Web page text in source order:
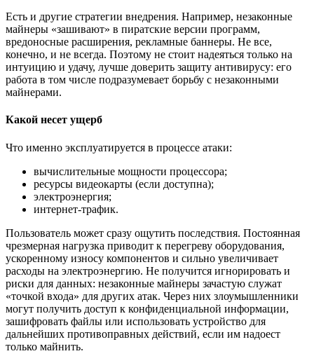
Есть и другие стратегии внедрения. Например, незаконные
майнеры «зашивают» в пиратские версии программ,
вредоносные расширения, рекламные баннеры. Не все,
конечно, и не всегда. Поэтому не стоит надеяться только на
интуицию и удачу, лучше доверить защиту антивирусу: его
работа в том числе подразумевает борьбу с незаконными
майнерами.
Какой несет ущерб
Что именно эксплуатируется в процессе атаки:
вычислительные мощности процессора;
ресурсы видеокарты (если доступна);
электроэнергия;
интернет‑трафик.
Пользователь может сразу ощутить последствия. Постоянная
чрезмерная нагрузка приводит к перегреву оборудования,
ускоренному износу компонентов и сильно увеличивает
расходы на электроэнергию. Не получится игнорировать и
риски для данных: незаконные майнеры зачастую служат
«точкой входа» для других атак. Через них злоумышленники
могут получить доступ к конфиденциальной информации,
зашифровать файлы или использовать устройство для
дальнейших противоправных действий, если им надоест
только майнить.